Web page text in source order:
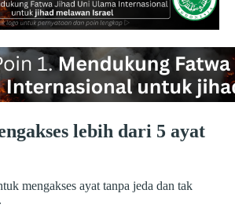
lebih dari 5 ayat
mengakses ayat tanpa jeda dan tak